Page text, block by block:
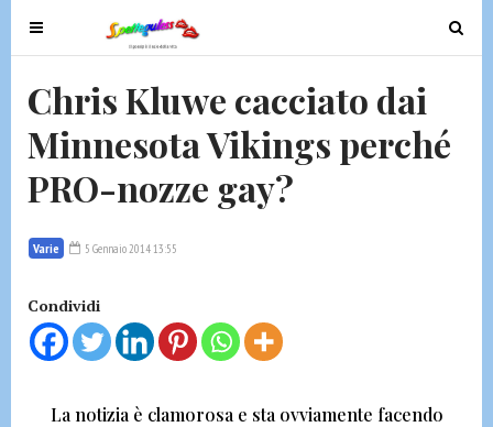
T
o
g
l
e
n
v
i
a
t
T
o
e
Chris Kluwe cacciato dai
Minnesota Vikings perché
PRO-nozze gay?
Varie 5 Gennaio 2014 13:55
Condividi
La notizia è clamorosa e sta ovviamente facendo